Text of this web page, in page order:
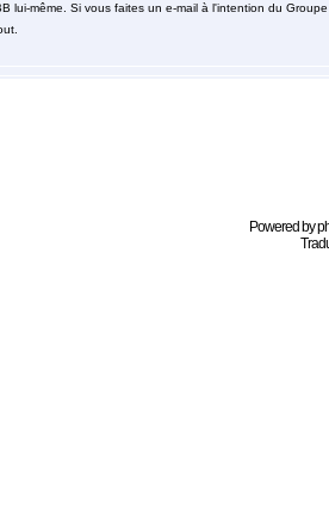
lui-même. Si vous faites un e-mail à l'intention du
Powered by